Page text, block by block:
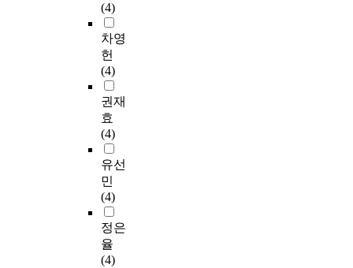
(4)
차영
헌
(4)
권재
효
(4)
유선
민
(4)
정은
율
(4)